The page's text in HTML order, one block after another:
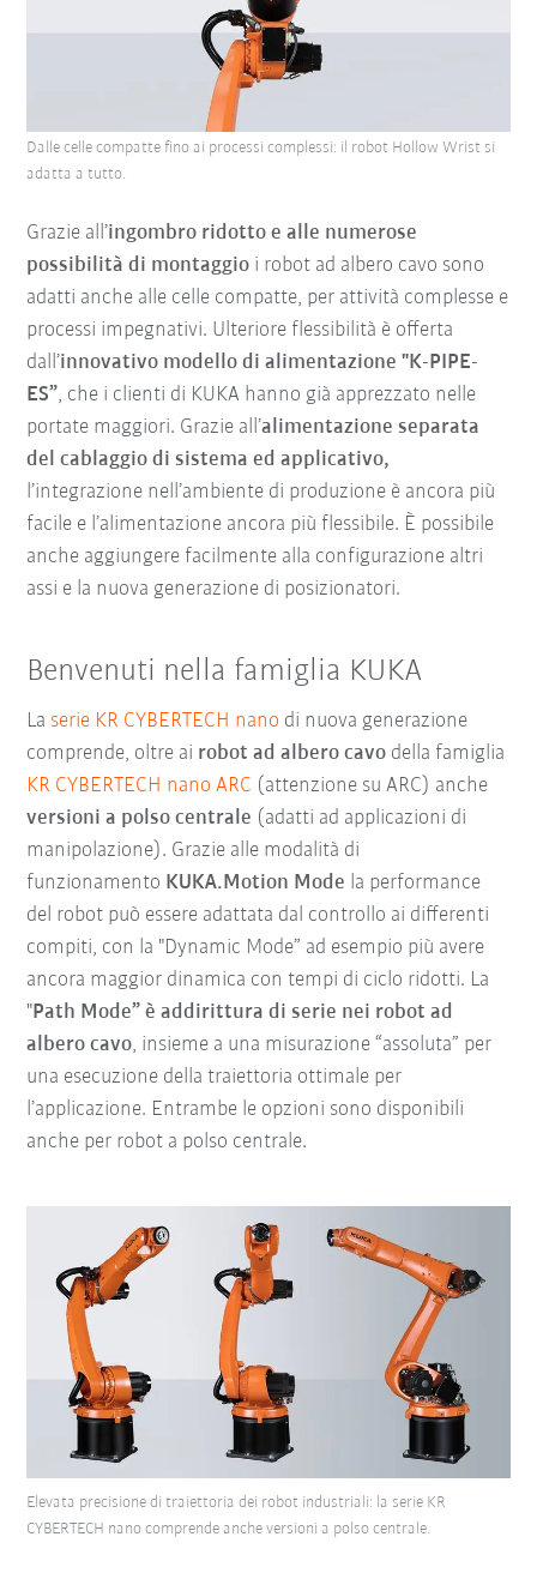
Grazie all’ingombro ridotto e alle numerose
possibilità di montaggio i robot ad albero cavo sono
adatti anche alle celle compatte, per attività complesse e
processi impegnativi. Ulteriore flessibilità è offerta
dall’innovativo modello di alimentazione "K-PIPE-
ES”, che i clienti di KUKA hanno già apprezzato nelle
portate maggiori. Grazie all’alimentazione separata
del cablaggio di sistema ed applicativo,
l’integrazione nell’ambiente di produzione è ancora più
facile e l’alimentazione ancora più flessibile. È possibile
anche aggiungere facilmente alla configurazione altri
assi e la nuova generazione di posizionatori.
Dalle celle compatte fino ai processi complessi: il robot Hollow Wrist si
adatta a tutto.
Benvenuti nella famiglia KUKA
La serie KR CYBERTECH nano di nuova generazione
comprende, oltre ai robot ad albero cavo della famiglia
KR CYBERTECH nano ARC (attenzione su ARC) anche
versioni a polso centrale (adatti ad applicazioni di
manipolazione). Grazie alle modalità di
funzionamento KUKA.Motion Mode la performance
del robot può essere adattata dal controllo ai differenti
compiti, con la "Dynamic Mode” ad esempio più avere
ancora maggior dinamica con tempi di ciclo ridotti. La
"Path Mode” è addirittura di serie nei robot ad
albero cavo, insieme a una misurazione “assoluta” per
una esecuzione della traiettoria ottimale per
l’applicazione. Entrambe le opzioni sono disponibili
anche per robot a polso centrale.
Elevata precisione di traiettoria dei robot industriali: la serie KR
CYBERTECH nano comprende anche versioni a polso centrale.